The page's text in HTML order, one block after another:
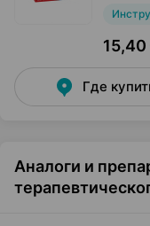
Где
Аналоги и